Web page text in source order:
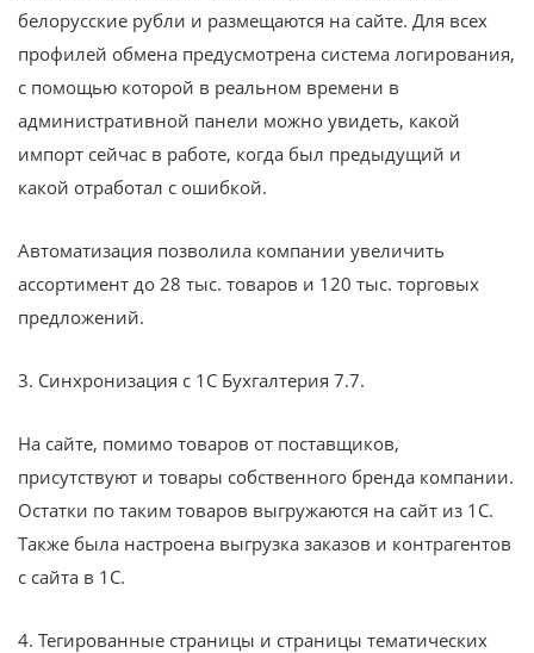
белорусские рубли и размещаются на сайте. Для всех
профилей обмена предусмотрена система логирования,
с помощью которой в реальном времени в
административной панели можно увидеть, какой
импорт сейчас в работе, когда был предыдущий и
какой отработал с ошибкой.
Автоматизация позволила компании увеличить
ассортимент до 28 тыс. товаров и 120 тыс. торговых
предложений.
3. Синхронизация с 1С Бухгалтерия 7.7.
На сайте, помимо товаров от поставщиков,
присутствуют и товары собственного бренда компании.
Остатки по таким товаров выгружаются на сайт из 1С.
Также была настроена выгрузка заказов и контрагентов
с сайта в 1С.
4. Тегированные страницы и страницы тематических